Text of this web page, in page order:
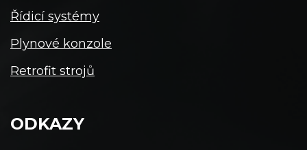
Řídicí systémy
Plynové konzole
Retrofit strojů
ODKAZY